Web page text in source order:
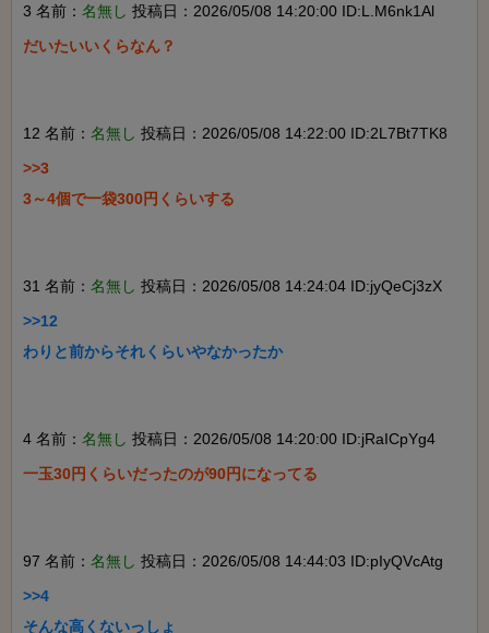
3 名前： 名無し 投稿日：2026/05/08 14:20:00 ID:L.M6nk1Al
だいたいいくらなん？
12 名前： 名無し 投稿日：2026/05/08 14:22:00 ID:2L7Bt7TK8
>>3
3～4個で一袋300円くらいする
31 名前： 名無し 投稿日：2026/05/08 14:24:04 ID:jyQeCj3zX
>>12
わりと前からそれくらいやなかったか
4 名前： 名無し 投稿日：2026/05/08 14:20:00 ID:jRaICpYg4
一玉30円くらいだったのが90円になってる
97 名前： 名無し 投稿日：2026/05/08 14:44:03 ID:pIyQVcAtg
>>4
そんな高くないっしょ